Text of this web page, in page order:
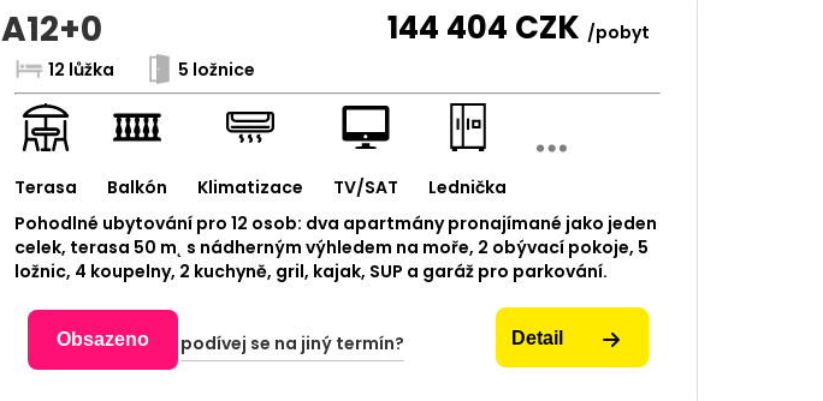
A12+0 144 404 CZK /pobyt
12 lůžka
5 ložnice
Terasa Balkón Klimatizace TV/SAT
Lednička
Pohodlné ubytování pro 12 osob: dva apartmány pronajímané jako jeden
celek, terasa 50 m˛ s nádherným výhledem na moře, 2 obývací pokoje, 5
ložnic, 4 koupelny, 2 kuchyně, gril, kajak, SUP a garáž pro parkování.
Obsazeno podívej se na jiný termín? Detail